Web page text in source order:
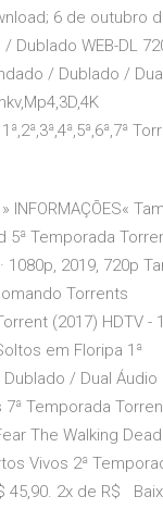
6 de outubro
Dublado WEB-DL
/ Dublado /
5ª Temporada
2019, 720p
Torrents
(2017) HDTV -
em Floripa 1ª
/ Dual Áudio
7ª Temporada
The Walking Dead
Vivos 2ª
45,90. 2x de R$